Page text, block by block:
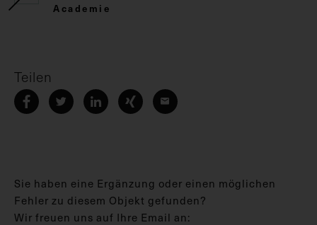
Academie
Teilen
Sie haben eine Ergänzung oder einen möglichen
Fehler zu diesem Objekt gefunden?
Wir freuen uns auf Ihre Email an: